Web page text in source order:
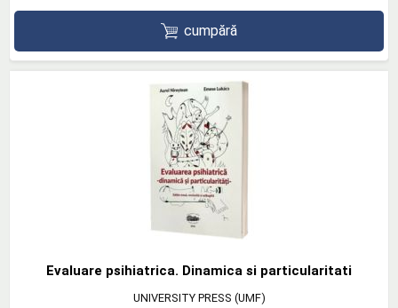
cumpără
Evaluare psihiatrica. Dinamica si particularitati
UNIVERSITY PRESS (UMF)